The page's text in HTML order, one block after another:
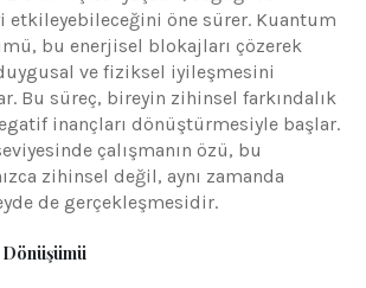
etkileyebileceğini öne sürer. Kuantum
bu enerjisel blokajları çözerek
ve fiziksel iyileşmesini
Bu süreç, bireyin zihinsel farkındalık
inançları dönüştürmesiyle başlar.
çalışmanın özü, bu
zihinsel değil, aynı zamanda
de gerçekleşmesidir.